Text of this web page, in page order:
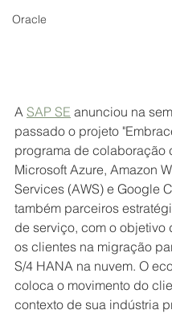
Oracle
A SAP SE anunciou na
passado o projeto
programa de colaboração
Microsoft Azure, Amazon
Services (AWS) e Google
também parceiros
de serviço, com o objetivo
os clientes na migração
S/4 HANA na nuvem. O
coloca o movimento do
contexto de sua indústria